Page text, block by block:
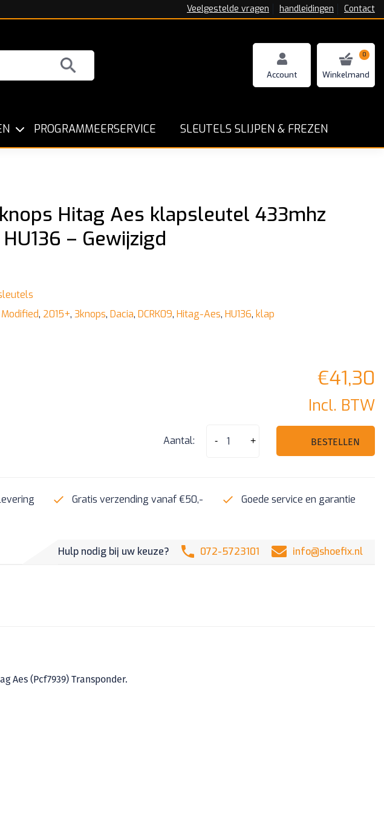
Veelgestelde vragen handleidingen Contact
0
PROGRAMMEERSERVICE SLEUTELS SLIJPEN & FREZEN
Kopiëren - Repareren en Programmeren Goede service en
Hitag Aes klapsleutel 433mhz
– Gewijzigd
Modified, 2015+,3knops,Dacia,DCRK09,Hitag-Aes,HU136,klap
€41,30
Incl. BTW
Aantal: -
433mhz
+ BESTELLEN
Gratis verzending vanaf €50,- Goede service en garantie
Hulp nodig bij uw keuze? 072-5723101 info@shoefix.nl
Aes (Pcf7939) Transponder.